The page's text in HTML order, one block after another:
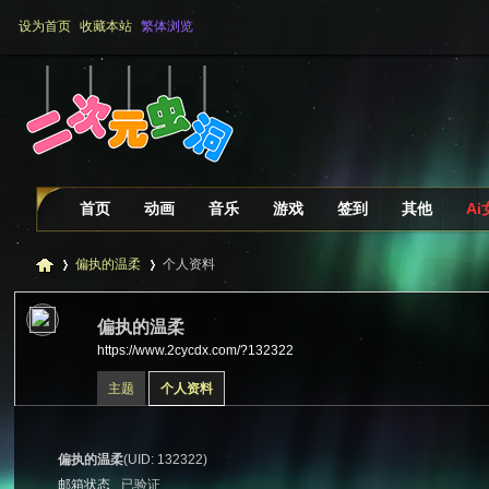
设为首页 收藏本站 繁体浏览
首页 动画 音乐 游戏 签到 其他 Ai
偏执的温柔
›
个人资料
偏执的温柔
https://www.2cycdx.com/?132322
主题 个人资料
偏执的温柔(UID: 132322)
邮箱状态
已验证